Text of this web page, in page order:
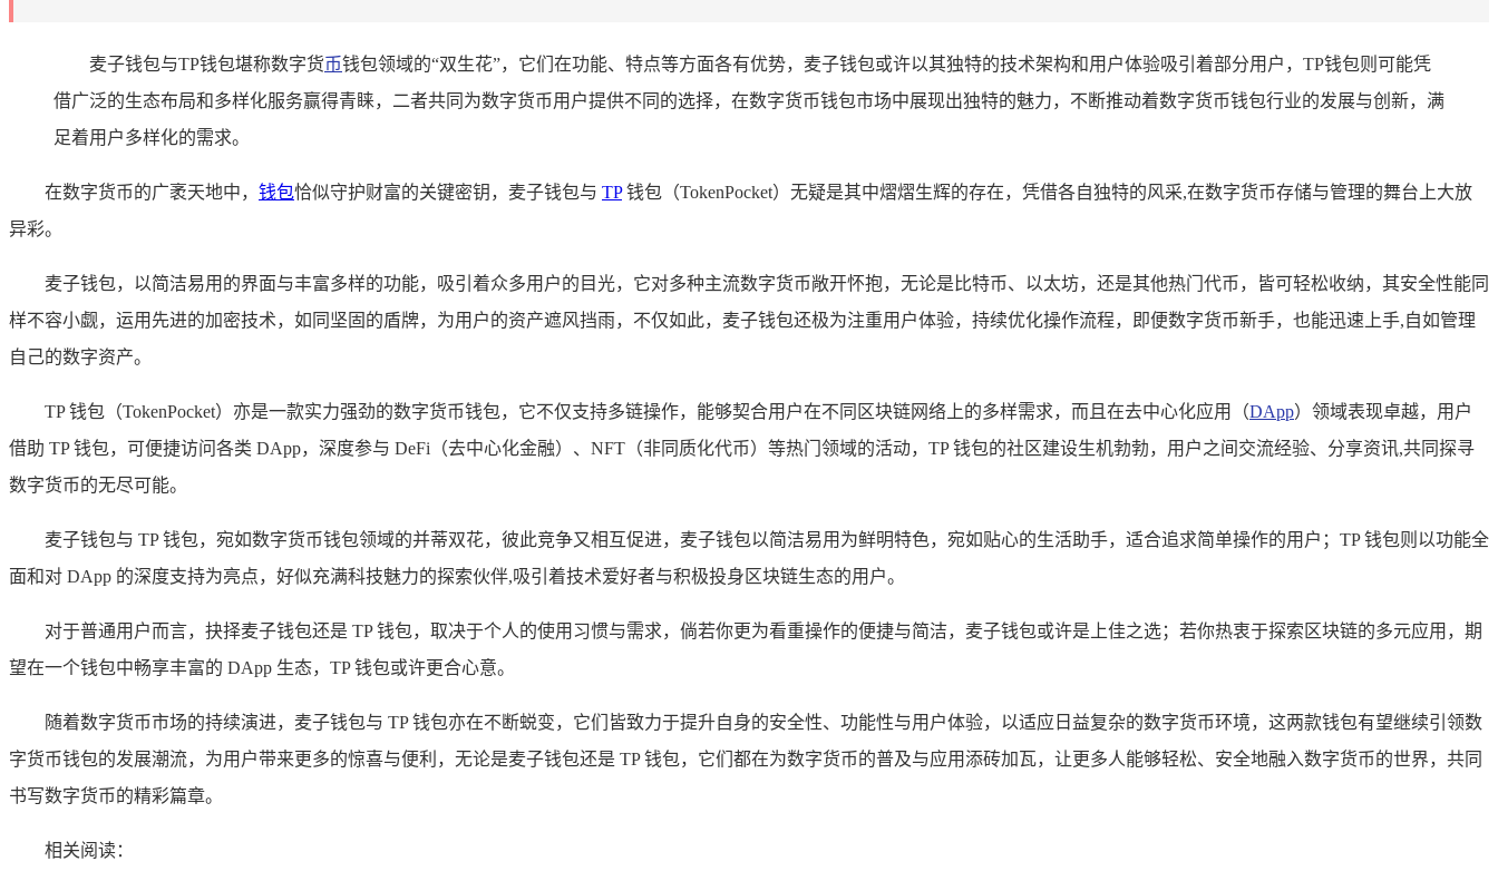
麦子钱包与TP钱包堪称数字货币钱包领域的“双生花”，它们在功能、特点等方面各有优势，麦子钱包或许以其独特的技术架构和用户体验吸引着部分用户，TP钱包则可能凭
借广泛的生态布局和多样化服务赢得青睐，二者共同为数字货币用户提供不同的选择，在数字货币钱包市场中展现出独特的魅力，不断推动着数字货币钱包行业的发展与创新，满
足着用户多样化的需求。
在数字货币的广袤天地中， 钱包恰似守护财富的关键密钥，麦子钱包与 TP钱包（TokenPocket）无疑是其中熠熠生辉的存在，凭借各自独特的风采,在数字货币存储与管理的舞台上大放
异彩。
麦子钱包，以简洁易用的界面与丰富多样的功能，吸引着众多用户的目光，它对多种主流数字货币敞开怀抱，无论是比特币、以太坊，还是其他热门代币，皆可轻松收纳，其安全性能同
样不容小觑，运用先进的加密技术，如同坚固的盾牌，为用户的资产遮风挡雨，不仅如此，麦子钱包还极为注重用户体验，持续优化操作流程，即便数字货币新手，也能迅速上手,自如管理
自己的数字资产。
TP 钱包（TokenPocket）亦是一款实力强劲的数字货币钱包，它不仅支持多链操作，能够契合用户在不同区块链网络上的多样需求，而且在去中心化应用（DApp）领域表现卓越，用户
借助 TP 钱包，可便捷访问各类 DApp，深度参与 DeFi（去中心化金融）、NFT（非同质化代币）等热门领域的活动，TP 钱包的社区建设生机勃勃，用户之间交流经验、分享资讯,共同探寻
数字货币的无尽可能。
麦子钱包与 TP 钱包，宛如数字货币钱包领域的并蒂双花，彼此竞争又相互促进，麦子钱包以简洁易用为鲜明特色，宛如贴心的生活助手，适合追求简单操作的用户；TP 钱包则以功能全
面和对 DApp 的深度支持为亮点，好似充满科技魅力的探索伙伴,吸引着技术爱好者与积极投身区块链生态的用户。
对于普通用户而言，抉择麦子钱包还是 TP 钱包，取决于个人的使用习惯与需求，倘若你更为看重操作的便捷与简洁，麦子钱包或许是上佳之选；若你热衷于探索区块链的多元应用，期
望在一个钱包中畅享丰富的 DApp 生态，TP 钱包或许更合心意。
随着数字货币市场的持续演进，麦子钱包与 TP 钱包亦在不断蜕变，它们皆致力于提升自身的安全性、功能性与用户体验，以适应日益复杂的数字货币环境，这两款钱包有望继续引领数
字货币钱包的发展潮流，为用户带来更多的惊喜与便利，无论是麦子钱包还是 TP 钱包，它们都在为数字货币的普及与应用添砖加瓦，让更多人能够轻松、安全地融入数字货币的世界，共同
书写数字货币的精彩篇章。
相关阅读：